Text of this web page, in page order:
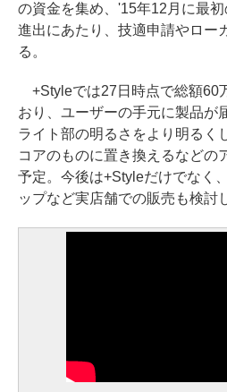
の資金を集め、'15年12月に最
進出にあたり、技適申請やロー
る。
+Styleでは27日時点で総額60
おり、ユーザーの手元に製品が
ライト部の明るさをより明るく
コアのものに置き換えるなどの
予定。今後は+Styleだけでなく
ップなど実店舗での販売も検討